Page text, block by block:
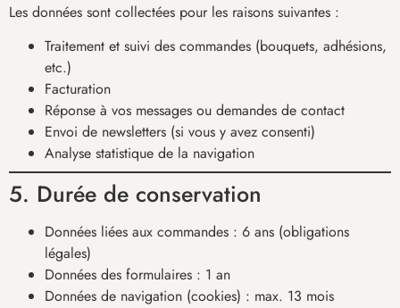
Les données sont collectées pour les raisons suivantes :
Traitement et suivi des commandes (bouquets, adhésions,
etc.)
Facturation
Réponse à vos messages ou demandes de contact
Envoi de newsletters (si vous y avez consenti)
Analyse statistique de la navigation
5. Durée de conservation
Données liées aux commandes : 6 ans (obligations
légales)
Données des formulaires : 1 an
Données de navigation (cookies) : max. 13 mois